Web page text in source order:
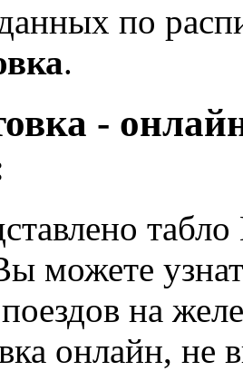
по
.
-
можете
на
онлайн, не